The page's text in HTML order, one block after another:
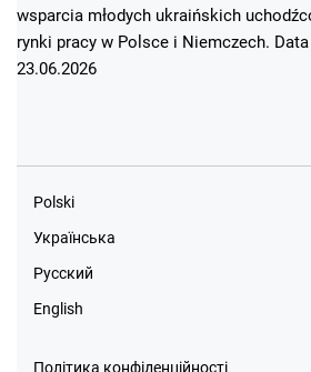
wsparcia młodych ukraińskich
rynki pracy w Polsce i Niemczech.
23.06.2026
Polski
Українська
Русский
English
Політика конфіденційності